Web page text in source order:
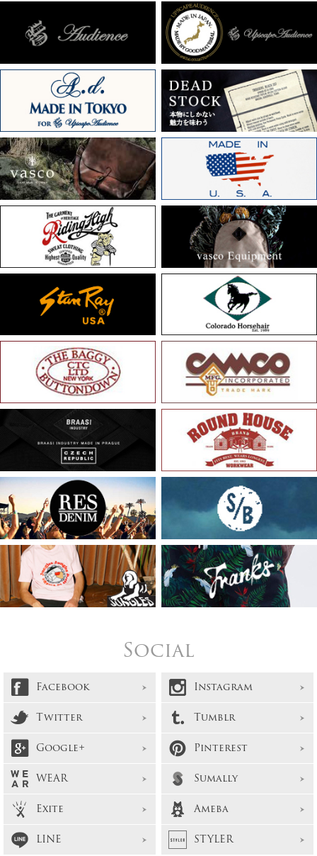
Social
Facebook
Instagram
Twitter
Tumblr
Google+
Pinterest
WEAR
Sumally
Exite
Ameba
LINE
STYLER